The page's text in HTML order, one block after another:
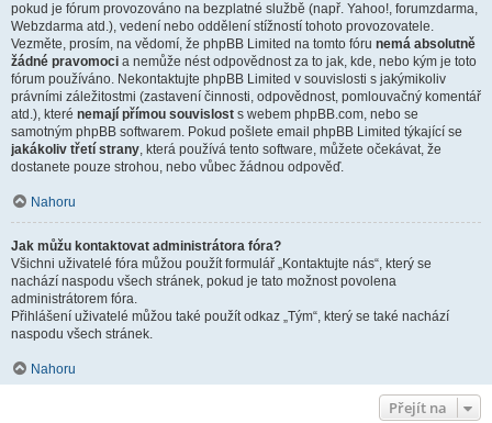
pokud je fórum provozováno na bezplatné službě (např. Yahoo!, forumzdarma,
Webzdarma atd.), vedení nebo oddělení stížností tohoto provozovatele.
Vezměte, prosím, na vědomí, že phpBB Limited na tomto fóru nemá absolutně
žádné pravomoci a nemůže nést odpovědnost za to jak, kde, nebo kým je toto
fórum používáno. Nekontaktujte phpBB Limited v souvislosti s jakýmikoliv
právními záležitostmi (zastavení činnosti, odpovědnost, pomlouvačný komentář
atd.), které nemají přímou souvislost s webem phpBB.com, nebo se
samotným phpBB softwarem. Pokud pošlete email phpBB Limited týkající se
jakákoliv třetí strany, která používá tento software, můžete očekávat, že
dostanete pouze strohou, nebo vůbec žádnou odpověď.
Nahoru
Jak můžu kontaktovat administrátora fóra?
Všichni uživatelé fóra můžou použít formulář „Kontaktujte nás“, který se
nachází naspodu všech stránek, pokud je tato možnost povolena
administrátorem fóra.
Přihlášení uživatelé můžou také použít odkaz „Tým“, který se také nachází
naspodu všech stránek.
Nahoru
Přejít na